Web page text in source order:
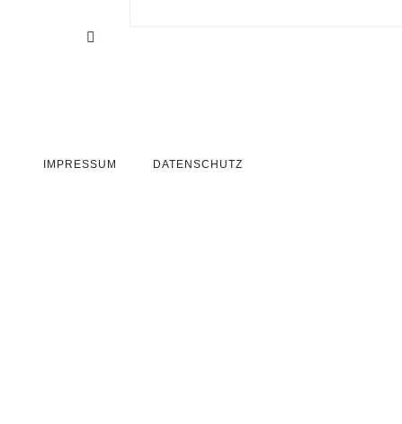
IMPRESSUM DATENSCHUTZ